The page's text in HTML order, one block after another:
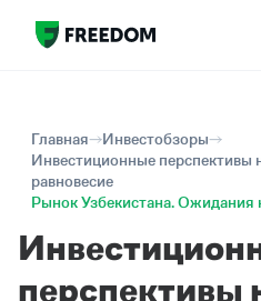
Главная
Инвестобзоры
Инвестиционные
равновесие
Рынок Узбекистана. Ожидания
перспективы